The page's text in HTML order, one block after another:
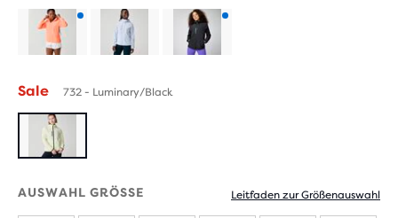
Produkt
neuen
Farben
Produkt
Sale 732 - Luminary/Black
AUSWAHL GRÖSSE Leitfaden zur Größenauswahl